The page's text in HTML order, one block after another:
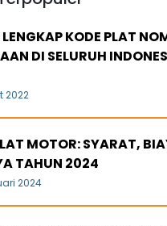
KODE PLAT
DI SELURUH
2022
MOTOR: SYARAT,
TAHUN 2024
2024